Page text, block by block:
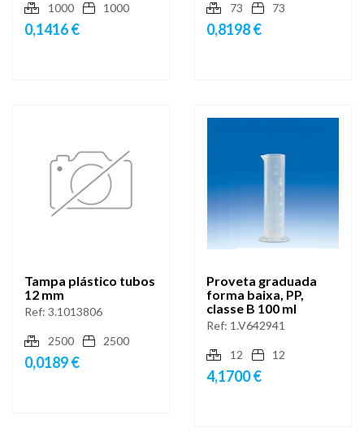
1000 1000
0,1416 €
73 73
0,8198 €
Tampa plástico tubos
12 mm
Ref: 3.1013806
2500 2500
0,0189 €
Proveta graduada
forma baixa, PP,
classe B 100 ml
Ref: 1.V642941
12 12
4,1700 €